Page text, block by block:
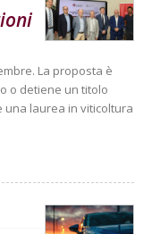
La proposta è
o detiene un titolo
laurea in viticoltura